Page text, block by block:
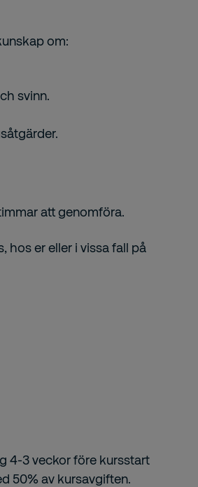
om:
svinn.
att genomföra.
hos er eller i vissa fall på
4-3 veckor före kursstart
50% av kursavgiften.